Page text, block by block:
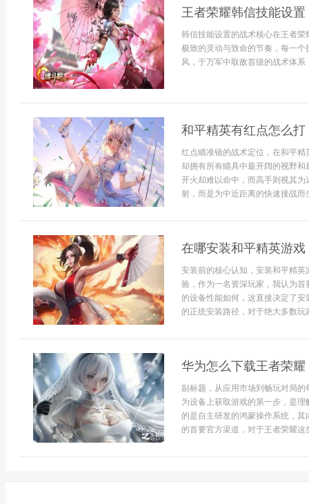
王者荣耀韩信技能设
韩信技能设置的战术核心在王者
极致的灵动与致命的节奏，每一
风，于万军中取敌首级的战术体
和平精英有红点怎么
红点瞄准镜的战术定位，在和平
却拥有所有瞄具中最开阔的视野
开火却难以命中，而高手则视其
射，而是为中近距离的快速接战
在哪安装和平精英游
安装前的核心认知，安装和平精
验，作为一名资深玩家，我认为
的设备性能如何，这直接决定了
的正统安装路径，对于绝大多数
华为怎么下载王者荣
副标题，从应用市场到畅玩对局
为设备上获取游戏的第一步，是
的是自主研发的鸿蒙操作系统，
的首要官方渠道，对于王者荣耀这